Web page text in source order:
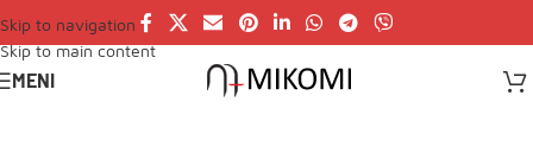
Skip to navigation
Skip to main content
MENI